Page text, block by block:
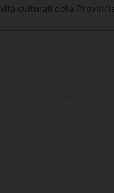
culturali della